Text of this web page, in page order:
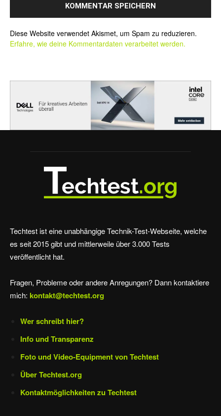
Diese Website verwendet Akismet, um Spam zu reduzieren.
Erfahre, wie deine Kommentardaten verarbeitet werden.
Techtest ist eine unabhängige Technik-Test-Webseite, welche
es seit 2015 gibt und mittlerweile über 3.000 Tests
veröffentlicht hat.
Fragen, Probleme oder andere Anregungen? Dann kontaktiere
mich: kontakt@techtest.org
Wer schreibt hier?
Info und Transparenz
Foto und Video-Equipment von Techtest
Über Techtest.org
Kontaktmöglichkeiten zu Techtest